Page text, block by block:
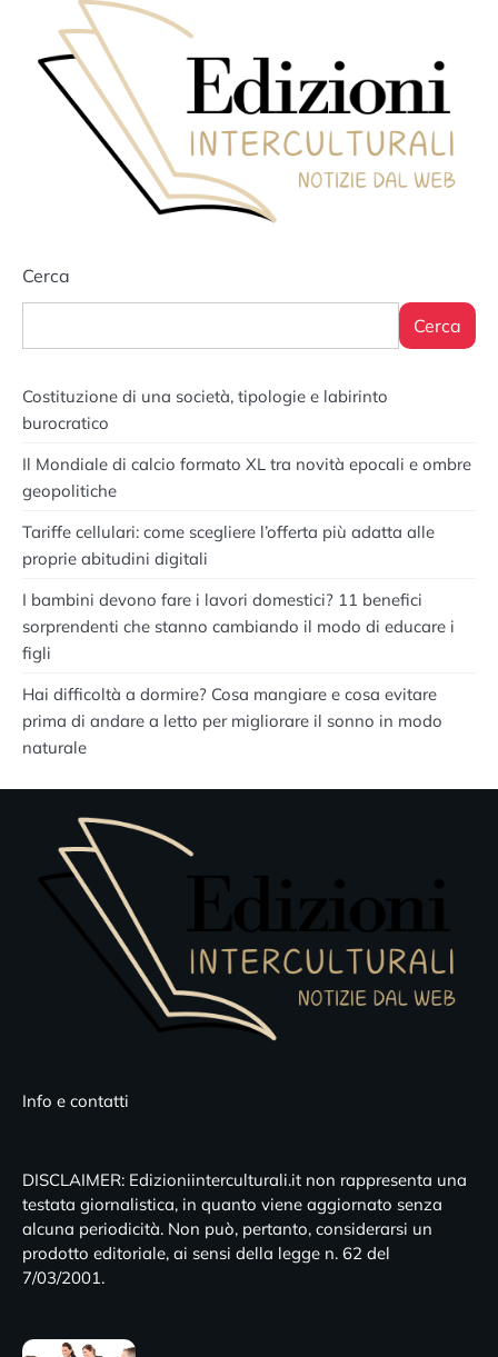
Cerca
Cerca
Costituzione di una società, tipologie e labirinto
burocratico
Il Mondiale di calcio formato XL tra novità epocali e ombre
geopolitiche
Tariffe cellulari: come scegliere l’offerta più adatta alle
proprie abitudini digitali
I bambini devono fare i lavori domestici? 11 benefici
sorprendenti che stanno cambiando il modo di educare i
figli
Hai difficoltà a dormire? Cosa mangiare e cosa evitare
prima di andare a letto per migliorare il sonno in modo
naturale
Info e contatti
DISCLAIMER: Edizioniinterculturali.it non rappresenta una
testata giornalistica, in quanto viene aggiornato senza
alcuna periodicità. Non può, pertanto, considerarsi un
prodotto editoriale, ai sensi della legge n. 62 del
7/03/2001.